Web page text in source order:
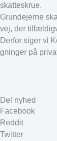
skatteskrue.
Grundejerne
vej, der
Derfor siger vi
gninger på
Del nyhed
Facebook
Reddit
Twitter